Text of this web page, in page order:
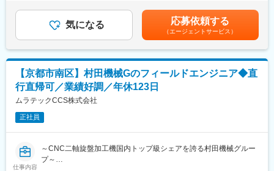
■当社について：
「自動化と省力化」をキーワードに「機械にできることは機械に
まかせ、人間は人間らしい創造的な仕事をする」というポリシー
のもと「繊維機械」「L&A」「クリーンFA」「工作機械」「情報
機器」の5つの分野において開発・製造・販売を行っています。特
にエンジニアは20代後半～30代前半が多く、また社内公募制度な
ど自ら手を上げる人にはどんどん仕事を任せていく社風です。
■入社後の流れ：
まずは現在のスキルを確認し、習熟度に合わせて育成計画が変わ
大で4年ほどの育成期間を設けております。
■キャリアパス：
技術分野のスキルを習得し、フィールドエンジニアとしてキャリ
アアップを目指せます。拠点リーダーとして後輩育成にも携わ
り、リーダーシップを発揮できる環境です。
■働き方：
各拠点の近くに自宅がある前提で直行直帰が可能です。各拠点に
は1～2名が所属し、本社犬山の方で仕事の管理を行っています。
であり、選考を通じて上下する可能性があります。月給(月額)は固
定手当を含めた表記です。
気になる 応募依頼する
（エージェントサービス）
【京都市南区】村田機械Gのフィールドエンジニア◆直
行直帰可／業績好調／年休123日
ムラテックCCS株式会社
正社員
仕事内容
～CNC二軸旋盤加工機国内トップ級シェアを誇る村田機械グルー
プ～